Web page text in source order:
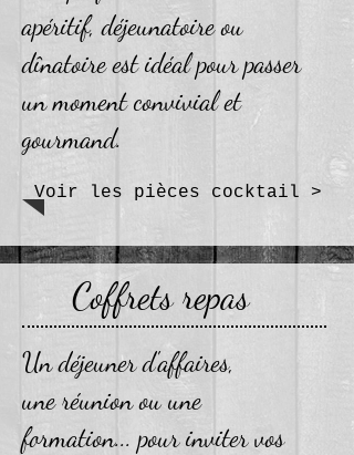
apéritif, déjeunatoire ou
dînatoire est idéal pour passer
un moment convivial et
gourmand.
Voir les pièces cocktail >
Coffrets repas
Un déjeuner d'affaires,
une réunion ou une
formation... pour inviter vos